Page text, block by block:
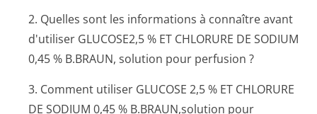
2. Quelles sont les informations à connaître avant
d'utiliser GLUCOSE2,5 % ET CHLORURE DE SODIUM
0,45 % B.BRAUN, solution pour perfusion ?
3. Comment utiliser GLUCOSE 2,5 % ET CHLORURE
DE SODIUM 0,45 % B.BRAUN,solution pour